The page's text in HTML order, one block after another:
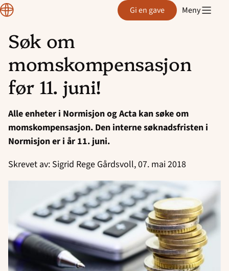
Hopp
innhold
Normisjon Gi en gave Meny
Søk om
momskompensasjon
før 11. juni!
Alle enheter i Normisjon og Acta kan søke om
momskompensasjon. Den interne søknadsfristen i
Normisjon er i år 11. juni.
Skrevet av: Sigrid Rege Gårdsvoll, 07. mai 2018